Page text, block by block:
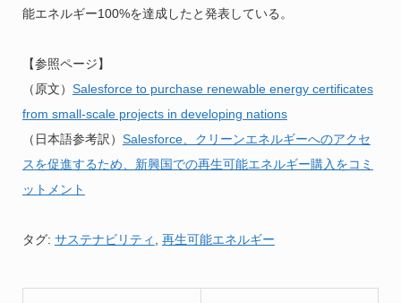
能エネルギー100%を達成したと発表している。
【参照ページ】
（原文） Salesforce to purchase renewable energy certificates
from small-scale projects in developing nations
（日本語参考訳） Salesforce、クリーンエネルギーへのアクセ
スを促進するため、新興国での再生可能エネルギー購入をコミ
ットメント
タグ: サステナビリティ 再生可能エネルギー